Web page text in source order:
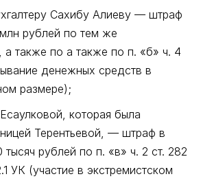
Сахибу Алиеву — штраф
рублей по тем же
а также по а также по п. «б» ч. 4
денежных средств в
размере);
которая была
Терентьевой, — штраф в
рублей по п. «в» ч. 2 ст. 282
УК (участие в экстремистском